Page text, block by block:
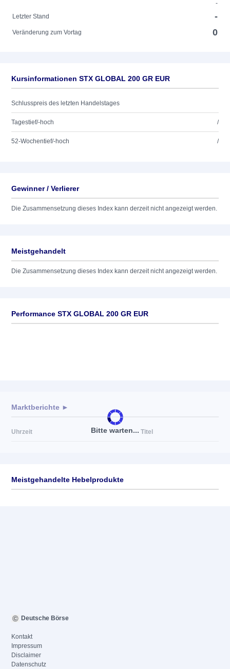
-
Letzter Stand
-
Veränderung zum Vortag 0
Kursinformationen STX GLOBAL 200 GR EUR
Schlusspreis des letzten Handelstages
Tagestief/-hoch /
52-Wochentief/-hoch /
Gewinner / Verlierer
Die Zusammensetzung dieses Index kann derzeit nicht angezeigt werden.
Meistgehandelt
Die Zusammensetzung dieses Index kann derzeit nicht angezeigt werden.
Performance STX GLOBAL 200 GR EUR
Bitte warten...
Marktberichte ►
Uhrzeit Titel
Meistgehandelte Hebelprodukte
Deutsche Börse
Kontakt
Impressum
Disclaimer
Datenschutz